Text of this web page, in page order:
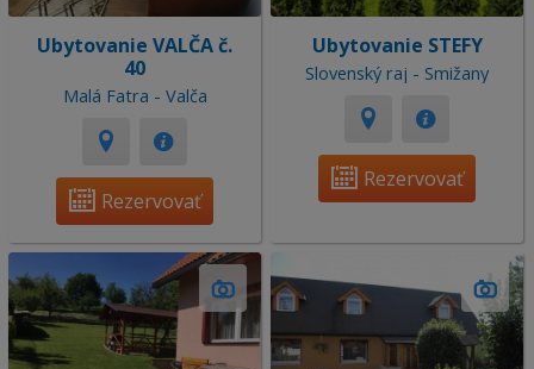
Ubytovanie VALČA č.
40
Malá Fatra - Valča
Rezervovať
Ubytovanie STEFY
Slovenský raj - Smižany
Rezervovať